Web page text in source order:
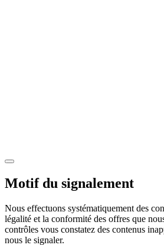
Motif du signalement
Nous effectuons systématiquement des
légalité et la conformité des offres que
contrôles vous constatez des contenus
nous le signaler.